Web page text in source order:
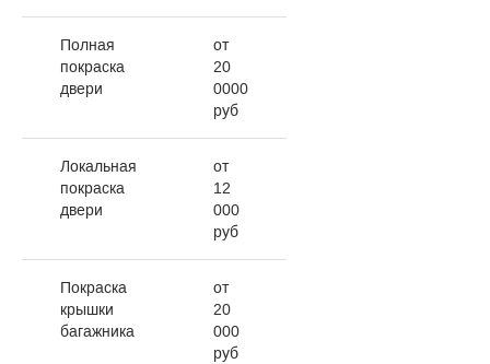
Полная
покраска
двери
от
20
0000
руб
Локальная
покраска
двери
от
12
000
руб
Покраска
крышки
багажника
от
20
000
руб